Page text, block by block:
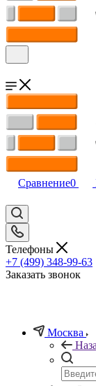
Сравнение0
Телефоны
+7 (499) 348-99-63
Заказать звонок
Москва